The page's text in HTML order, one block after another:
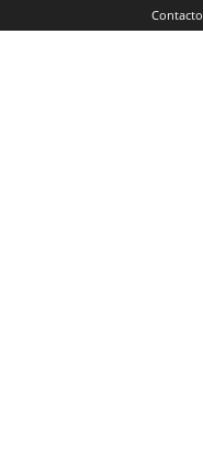
Contacto